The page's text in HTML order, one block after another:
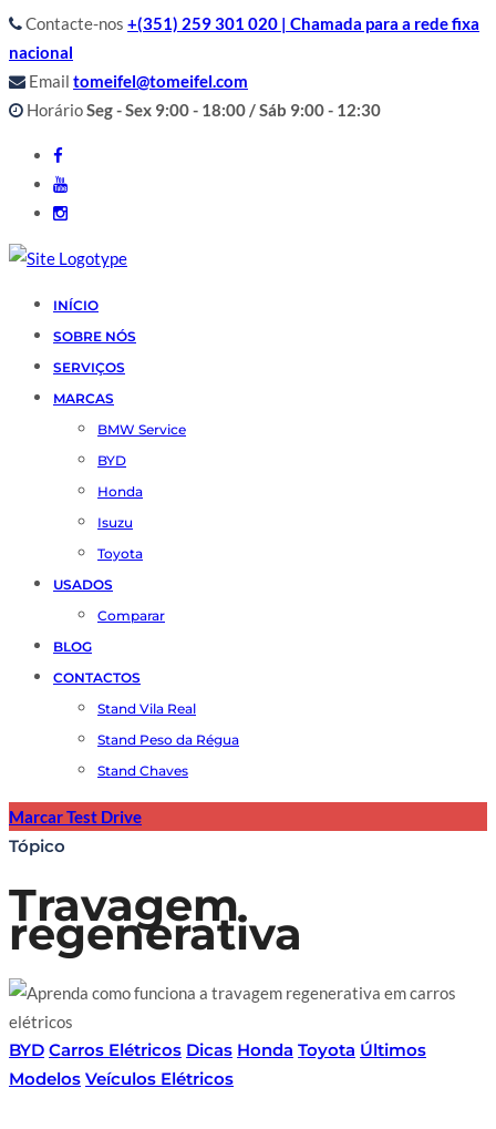
Contacte-nos +(351) 259 301 020 | Chamada para a rede fixa
nacional
Email tomeifel@tomeifel.com
HorárioSeg - Sex 9:00 - 18:00 / Sáb 9:00 - 12:30
INÍCIO
SOBRE NÓS
SERVIÇOS
MARCAS
BMW Service
BYD
Honda
Isuzu
Toyota
USADOS
Comparar
BLOG
CONTACTOS
Stand Vila Real
Stand Peso da Régua
Stand Chaves
Marcar Test Drive
Tópico
Travagem
regenerativa
BYD Carros Elétricos Dicas Honda Toyota Últimos
Modelos Veículos Elétricos